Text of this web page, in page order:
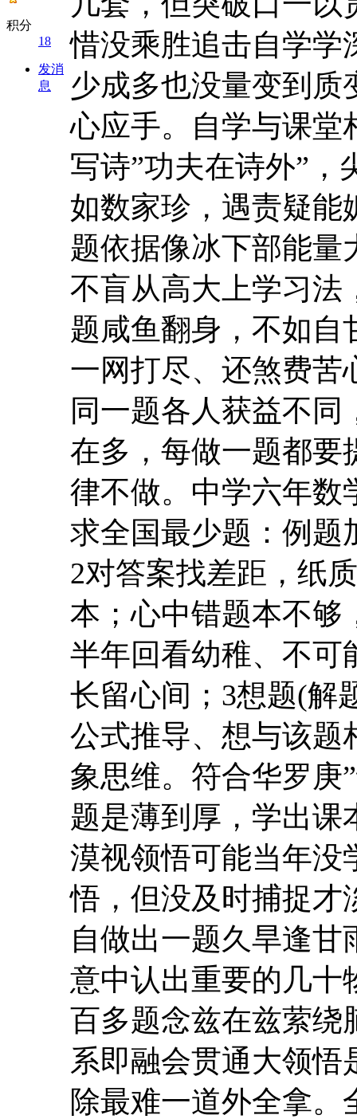
积分
18
发消
息
惜没乘胜追击自学学
少成多也没量变到质
心应手。自学与课堂
写诗”功夫在诗外”，
如数家珍，遇责疑能
题依据像冰下部能量
不盲从高大上学习法
题咸鱼翻身，不如自
一网打尽、还煞费苦
同一题各人获益不
在多，每做一题都要
律不做。中学六年数
求全国最少题：例题
2对答案找差距，纸
本；心中错题本不够
半年回看幼稚、不可
长留心间；3想题(解
公式推导、想与该题
象思维。符合华罗庚
题是薄到厚，学出课
漠视领悟可能当年没
悟，但没及时捕捉才
自做出一题久旱逢
意中认出重要的几十
百多题念兹在兹萦绕
系即融会贯通大领
除最难一道外全拿